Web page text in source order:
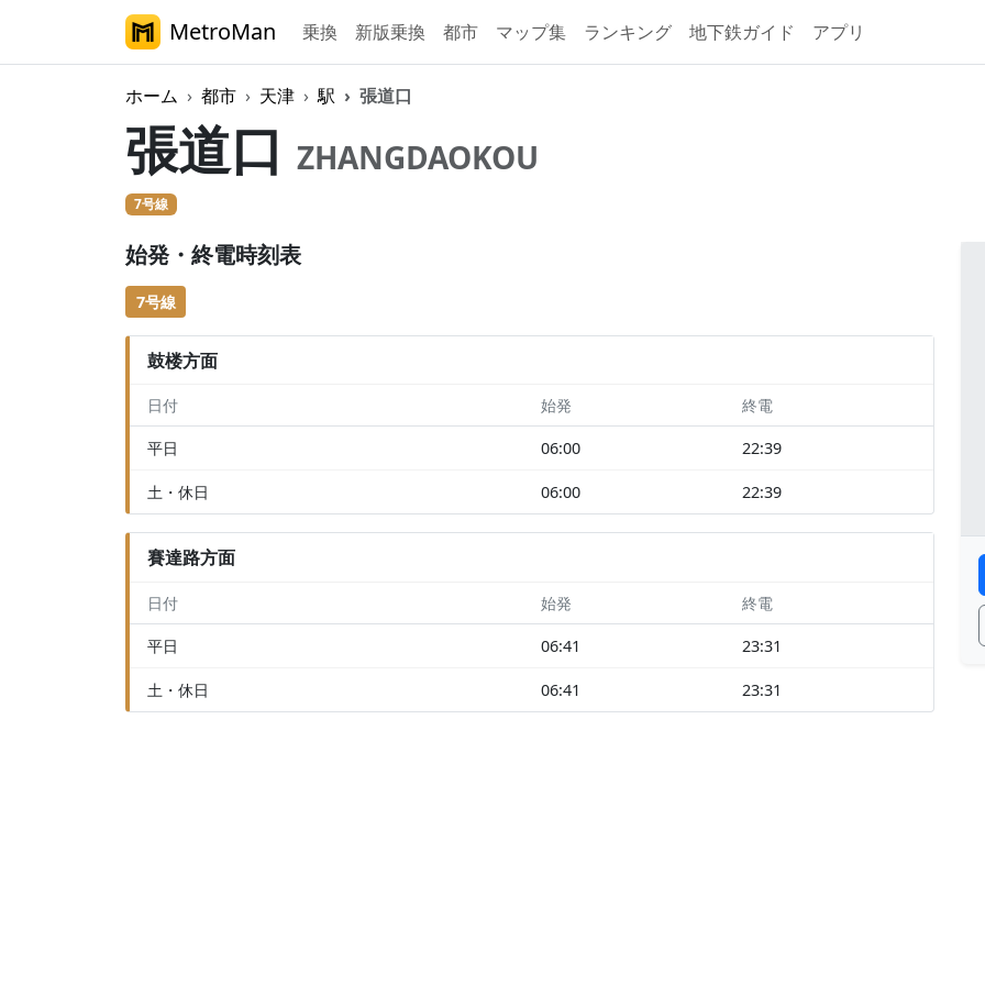
MetroMan 乗換 新版乗換 都市 マップ集 ランキング 地下鉄ガイド アプリ
ホーム 都市 天津 駅 張道口
張道口 ZHANGDAOKOU
7号線
始発・終電時刻表
7号線
鼓楼方面
日付 始発 終電
平日 06:00 22:39
土・休日 06:00 22:39
賽達路方面
日付 始発 終電
平日 06:41 23:31
土・休日 06:41 23:31